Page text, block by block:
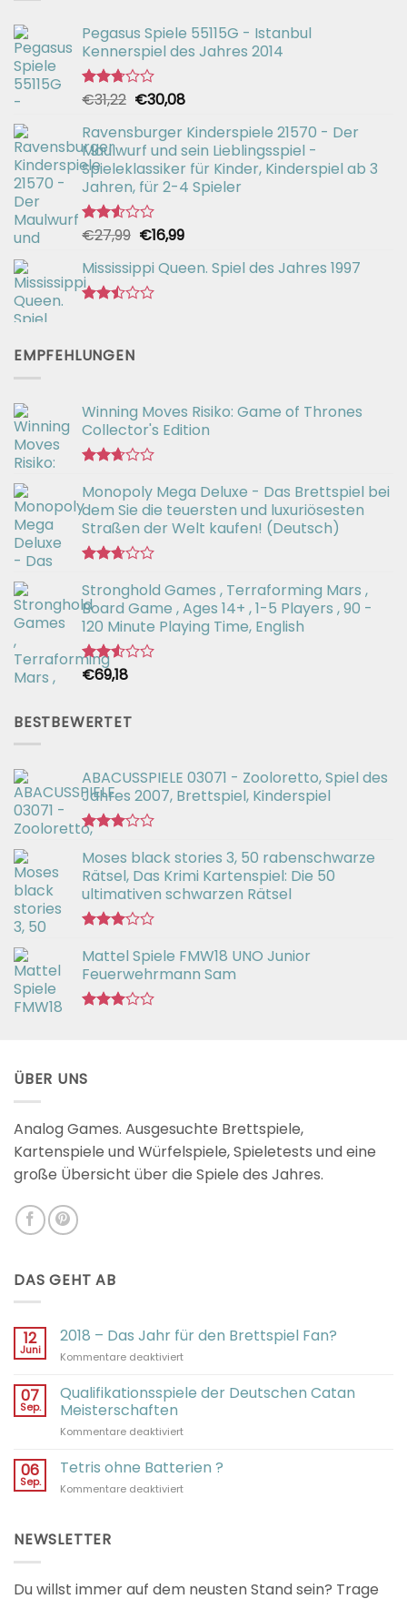
Pegasus Spiele 55115G - Istanbul
Kennerspiel des Jahres 2014
Bewertet
2.72
von 5
€31,22 Ursprünglicher
war:
€31,22
€30,08Aktueller
ist:
€30,08.
Ravensburger Kinderspiele 21570 - Der
Maulwurf und sein Lieblingsspiel -
Spieleklassiker für Kinder, Kinderspiel ab 3
Jahren, für 2-4 Spieler
Bewertet
2.55
von 5
€27,99 Ursprünglicher
war:
€27,99
€16,99Aktueller
ist:
Mississippi Queen. Spiel des Jahres 1997
von
EMPFEHLUNGEN
Winning Moves Risiko: Game of Thrones
Collector's Edition
mit
2.66
von 5
Monopoly Mega Deluxe - Das Brettspiel bei
dem Sie die teuersten und luxuriösesten
Straßen der Welt kaufen! (Deutsch)
mit
2.64
von 5
Stronghold Games , Terraforming Mars ,
Board Game , Ages 14+ , 1-5 Players , 90 -
120 Minute Playing Time, English
Bewertet
von 5
€69,18
BESTBEWERTET
ABACUSSPIELE 03071 - Zooloretto, Spiel des
Jahres 2007, Brettspiel, Kinderspiel
mit
3.02
von 5
Moses black stories 3, 50 rabenschwarze
Rätsel, Das Krimi Kartenspiel: Die 50
ultimativen schwarzen Rätsel
mit
3.00
von 5
Mattel Spiele FMW18 UNO Junior
Feuerwehrmann Sam
ÜBER UNS
Analog Games. Ausgesuchte Brettspiele,
Kartenspiele und Würfelspiele, Spieletests und eine
große Übersicht über die Spiele des Jahres.
DAS GEHT AB
12
Juni
2018 – Das Jahr für den Brettspiel Fan?
Kommentare deaktiviertfür
–
Das
für
Brettspiel
07
Sep.
Qualifikationsspiele der Deutschen Catan
Meisterschaften
Kommentare deaktiviertfür
der
Deutschen
Catan
06
Sep.
Tetris ohne Batterien ?
Kommentare deaktiviertfür
NEWSLETTER
Du willst immer auf dem neusten Stand sein? Trage